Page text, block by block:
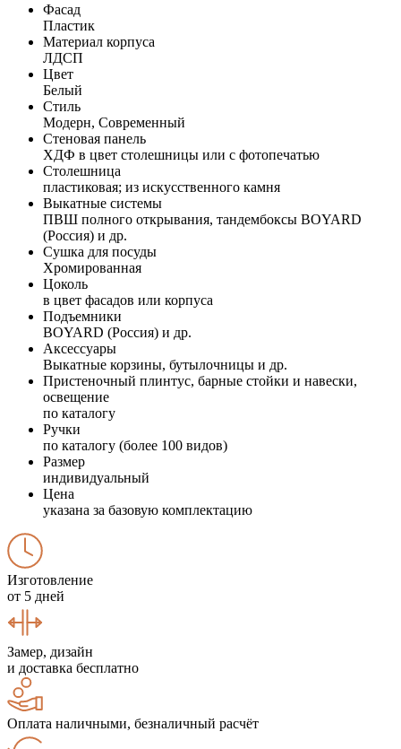
Фасад
Пластик
Материал корпуса
ЛДСП
Цвет
Белый
Стиль
Модерн, Современный
Стеновая панель
ХДФ в цвет столешницы или с фотопечатью
Столешница
пластиковая; из искусственного камня
Выкатные системы
ПВШ полного открывания, тандембоксы BOYARD
(Россия) и др.
Сушка для посуды
Хромированная
Цоколь
в цвет фасадов или корпуса
Подъемники
BOYARD (Россия) и др.
Аксессуары
Выкатные корзины, бутылочницы и др.
Пристеночный плинтус, барные стойки и навески,
освещение
по каталогу
Ручки
по каталогу (более 100 видов)
Размер
индивидуальный
Цена
указана за базовую комплектацию
Изготовление
от 5 дней
Замер, дизайн
и доставка бесплатно
Оплата наличными, безналичный расчёт